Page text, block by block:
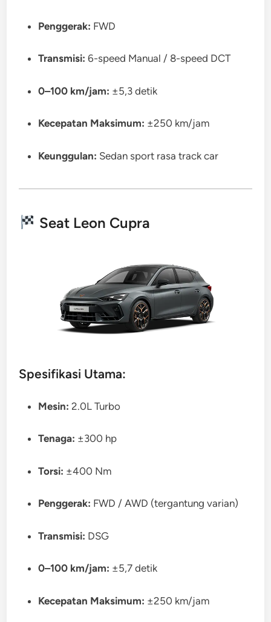
Penggerak: FWD
Transmisi: 6-speed Manual / 8-speed DCT
0–100 km/jam: ±5,3 detik
Kecepatan Maksimum: ±250 km/jam
Keunggulan: Sedan sport rasa track car
Seat Leon Cupra
Spesifikasi Utama:
Mesin: 2.0L Turbo
Tenaga: ±300 hp
Torsi: ±400 Nm
Penggerak: FWD / AWD (tergantung varian)
Transmisi: DSG
0–100 km/jam: ±5,7 detik
Kecepatan Maksimum: ±250 km/jam